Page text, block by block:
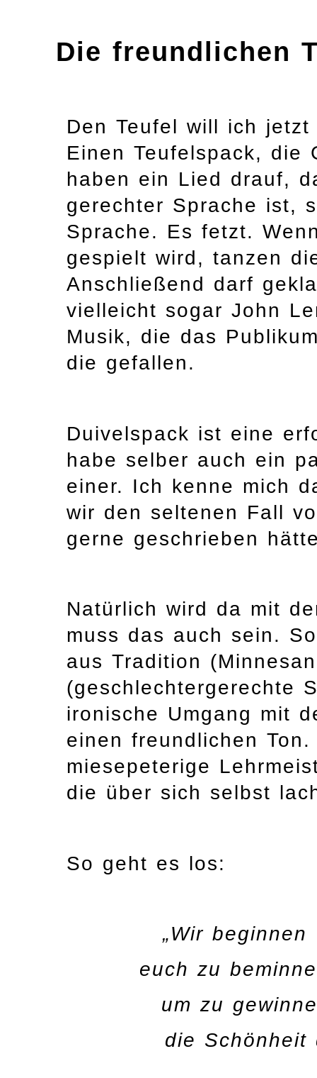
Die freundlichen
Den Teufel will ich
Einen Teufelspack, die
haben ein Lied drauf,
gerechter Sprache ist,
Sprache. Es fetzt.
gespielt wird, tanzen
Anschließend darf
vielleicht sogar John
Musik, die das
die gefallen.
Duivelspack ist eine
habe selber auch ein
einer. Ich kenne mich
wir den seltenen Fall
gerne geschrieben
Natürlich wird da mit
muss das auch sein.
aus Tradition
(geschlechtergerechte
ironische Umgang mit
einen freundlichen
miesepeterige
die über sich selbst
So geht es los:
„Wir
euch zu
um zu
die Schönheit